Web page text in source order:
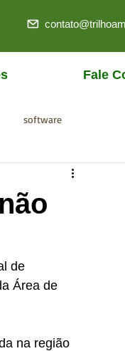
Fale
software
de
Área de
na região